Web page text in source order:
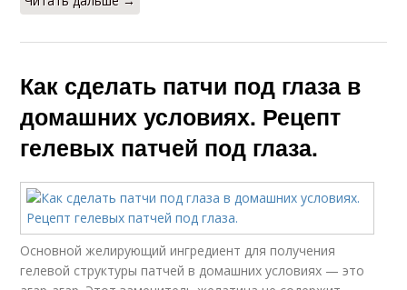
Как сделать патчи под глаза в
домашних условиях. Рецепт
гелевых патчей под глаза.
Основной желирующий ингредиент для получения
гелевой структуры патчей в домашних условиях — это